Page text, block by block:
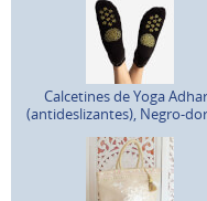
Calcetines de Yoga
(antideslizantes), Negro-